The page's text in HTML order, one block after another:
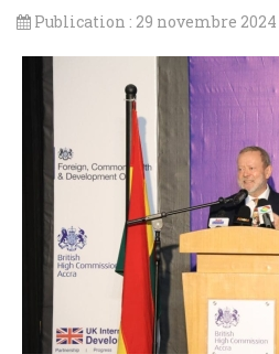
Publication : 29 novembre 2024